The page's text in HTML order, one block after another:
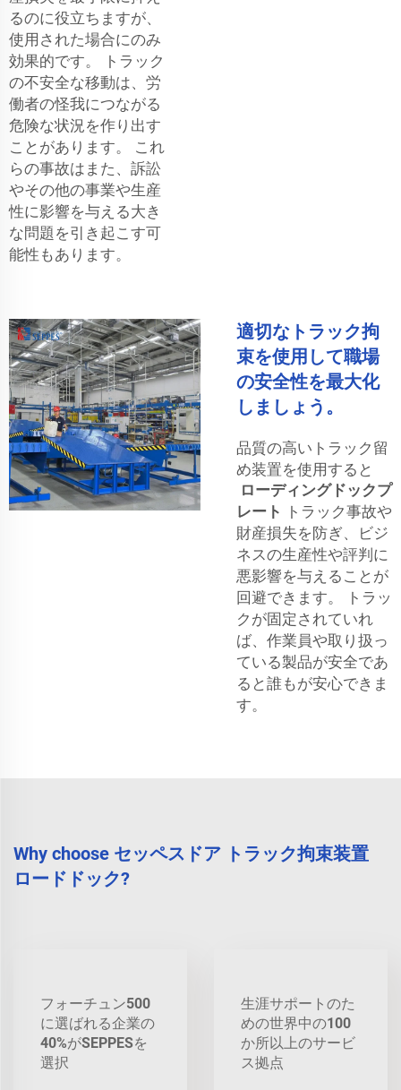
るのに役立ちますが、
使用された場合にのみ
効果的です。 トラック
の不安全な移動は、労
働者の怪我につながる
危険な状況を作り出す
ことがあります。 これ
らの事故はまた、訴訟
やその他の事業や生産
性に影響を与える大き
な問題を引き起こす可
能性もあります。
適切なトラック拘
束を使用して職場
の安全性を最大化
しましょう。
品質の高いトラック留
め装置を使用すると
ローディングドックプ
レート
トラック事故や
財産損失を防ぎ、ビジ
ネスの生産性や評判に
悪影響を与えることが
回避できます。 トラッ
クが固定されていれ
ば、作業員や取り扱っ
ている製品が安全であ
ると誰もが安心できま
す。
Why choose セッペスドア トラック拘束装置
ロードドック?
フォーチュン500
に選ばれる企業の
40%がSEPPESを
選択
生涯サポートのた
めの世界中の100
か所以上のサービ
ス拠点